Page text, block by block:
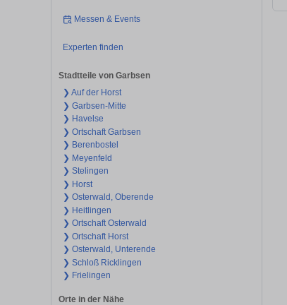
Messen & Events
Experten finden
Stadtteile von Garbsen
❯ Auf der Horst
❯ Garbsen-Mitte
❯ Havelse
❯ Ortschaft Garbsen
❯ Berenbostel
❯ Meyenfeld
❯ Stelingen
❯ Horst
❯ Osterwald, Oberende
❯ Heitlingen
❯ Ortschaft Osterwald
❯ Ortschaft Horst
❯ Osterwald, Unterende
❯ Schloß Ricklingen
❯ Frielingen
Orte in der Nähe